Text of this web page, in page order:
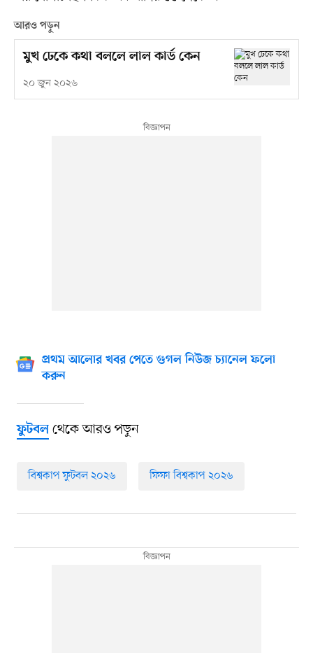
আরও পড়ুন
মুখ ঢেকে কথা বললে লাল কার্ড কেন
২০ জুন ২০২৬
প্রথম আলোর খবর পেতে গুগল নিউজ চ্যানেল ফলো
করুন
ফুটবলথেকে আরও পড়ুন
বিশ্বকাপ ফুটবল ২০২৬ ফিফা বিশ্বকাপ ২০২৬